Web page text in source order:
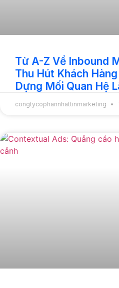
Từ A-Z Về Inbound
Thu Hút Khách
Dựng Mối Quan Hệ
congtycophannhattinmarketing